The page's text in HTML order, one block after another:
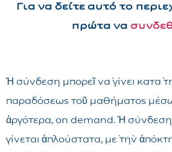
Για να δείτε αυτό το
πρώτα να
Ἡ σύνδεση μπορεῖ νὰ γίνει κατὰ
παραδόσεως τοῦ μαθήματος
ἀργότερα, on demand. Ἡ
γίνεται ἁπλούστατα, μὲ τὴν